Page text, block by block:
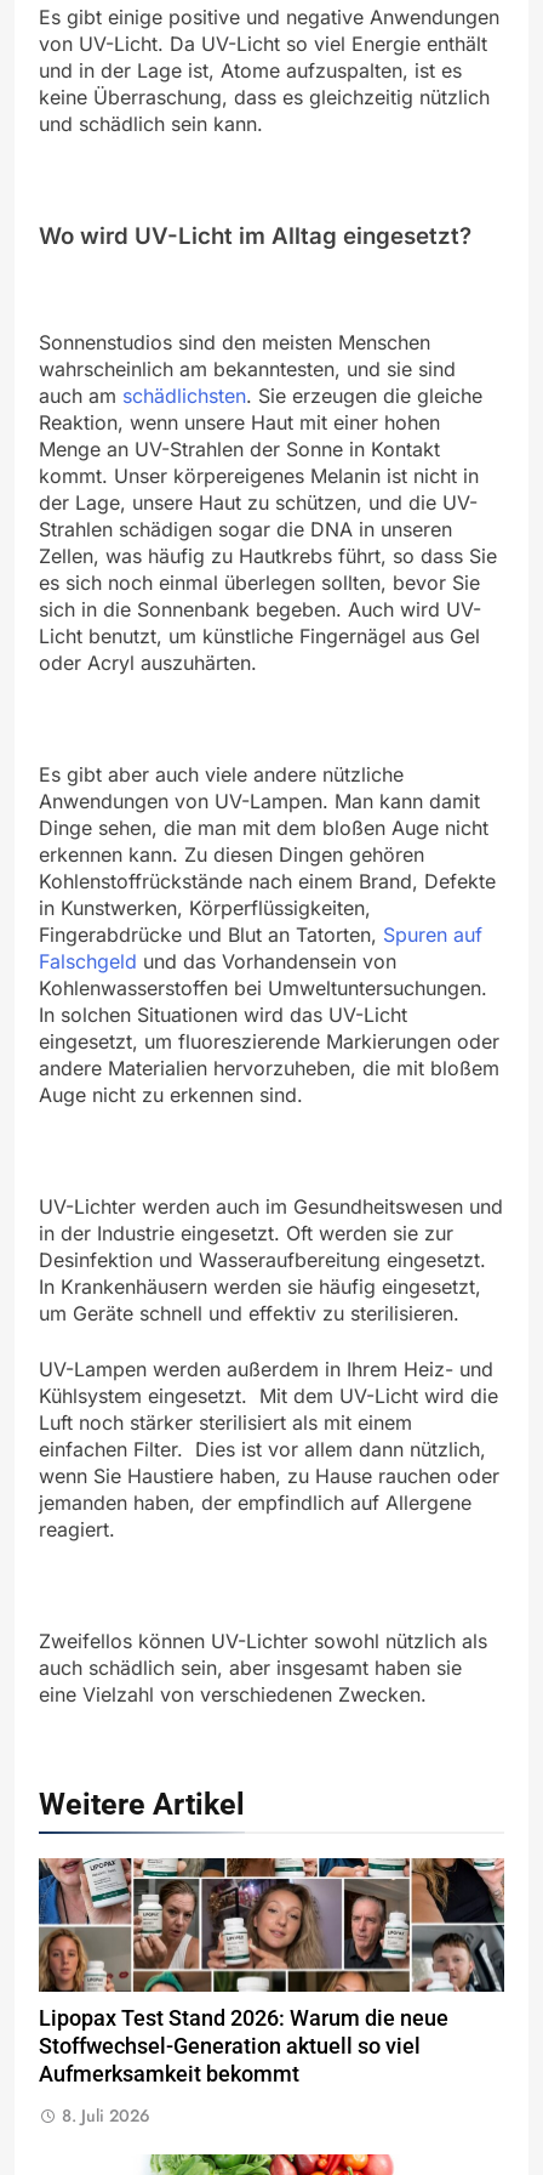
Es gibt einige positive und negative Anwendungen
von UV-Licht. Da UV-Licht so viel Energie enthält
und in der Lage ist, Atome aufzuspalten, ist es
keine Überraschung, dass es gleichzeitig nützlich
und schädlich sein kann.
Wo wird UV-Licht im Alltag eingesetzt?
Sonnenstudios sind den meisten Menschen
wahrscheinlich am bekanntesten, und sie sind
auch am schädlichsten. Sie erzeugen die gleiche
Reaktion, wenn unsere Haut mit einer hohen
Menge an UV-Strahlen der Sonne in Kontakt
kommt. Unser körpereigenes Melanin ist nicht in
der Lage, unsere Haut zu schützen, und die UV-
Strahlen schädigen sogar die DNA in unseren
Zellen, was häufig zu Hautkrebs führt, so dass Sie
es sich noch einmal überlegen sollten, bevor Sie
sich in die Sonnenbank begeben. Auch wird UV-
Licht benutzt, um künstliche Fingernägel aus Gel
oder Acryl auszuhärten.
Es gibt aber auch viele andere nützliche
Anwendungen von UV-Lampen. Man kann damit
Dinge sehen, die man mit dem bloßen Auge nicht
erkennen kann. Zu diesen Dingen gehören
Kohlenstoffrückstände nach einem Brand, Defekte
in Kunstwerken, Körperflüssigkeiten,
Fingerabdrücke und Blut an Tatorten, Spuren auf
Falschgeld und das Vorhandensein von
Kohlenwasserstoffen bei Umweltuntersuchungen.
In solchen Situationen wird das UV-Licht
eingesetzt, um fluoreszierende Markierungen oder
andere Materialien hervorzuheben, die mit bloßem
Auge nicht zu erkennen sind.
UV-Lichter werden auch im Gesundheitswesen und
in der Industrie eingesetzt. Oft werden sie zur
Desinfektion und Wasseraufbereitung eingesetzt.
In Krankenhäusern werden sie häufig eingesetzt,
um Geräte schnell und effektiv zu sterilisieren.
UV-Lampen werden außerdem in Ihrem Heiz- und
Kühlsystem eingesetzt. Mit dem UV-Licht wird die
Luft noch stärker sterilisiert als mit einem
einfachen Filter. Dies ist vor allem dann nützlich,
wenn Sie Haustiere haben, zu Hause rauchen oder
jemanden haben, der empfindlich auf Allergene
reagiert.
Zweifellos können UV-Lichter sowohl nützlich als
auch schädlich sein, aber insgesamt haben sie
eine Vielzahl von verschiedenen Zwecken.
Weitere Artikel
Lipopax Test Stand 2026: Warum die neue
Stoffwechsel-Generation aktuell so viel
Aufmerksamkeit bekommt
8. Juli 2026